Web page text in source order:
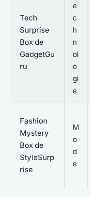
Tech
Surprise
Box de
GadgetGu
ru
e
c
h
n
ol
o
gi
e
Fashion
Mystery
Box de
StyleSurp
rise
M
o
d
e